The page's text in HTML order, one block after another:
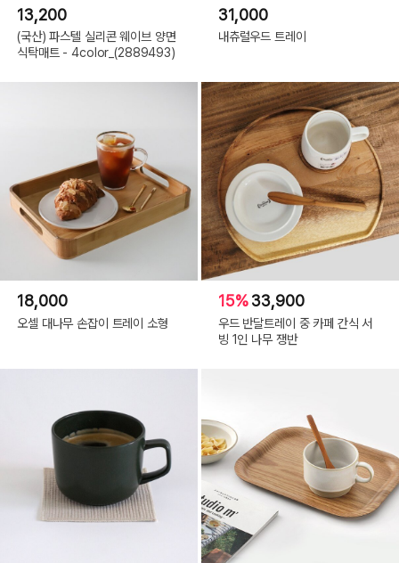
13,200
(국산) 파스텔 실리콘 웨이브 양면
식탁매트 - 4color_(2889493)
31,000
내츄럴우드 트레이
18,000
오셀 대나무 손잡이 트레이 소형
15%33,900
우드 반달트레이 중 카페 간식 서
빙 1인 나무 쟁반